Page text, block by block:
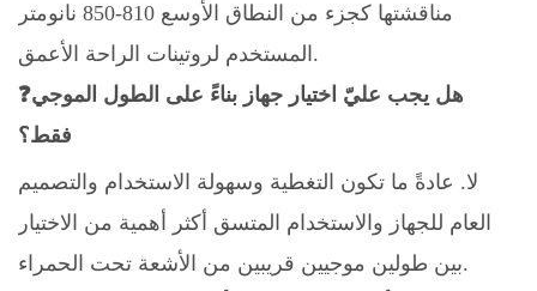
مناقشتها كجزء من النطاق الأوسع 810-850 نانومتر
المستخدم لروتينات الراحة الأعمق.
❓هل يجب عليّ اختيار جهاز بناءً على الطول الموجي
فقط؟
لا. عادةً ما تكون التغطية وسهولة الاستخدام والتصميم
العام للجهاز والاستخدام المتسق أكثر أهمية من الاختيار
بين طولين موجيين قريبين من الأشعة تحت الحمراء.